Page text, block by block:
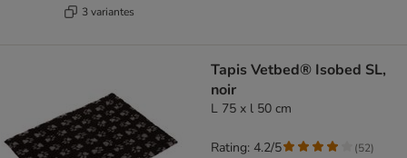
3 variantes
Tapis Vetbed® Isobed SL,
noir
L 75 x l 50 cm
Rating: 4.2/5 (52)